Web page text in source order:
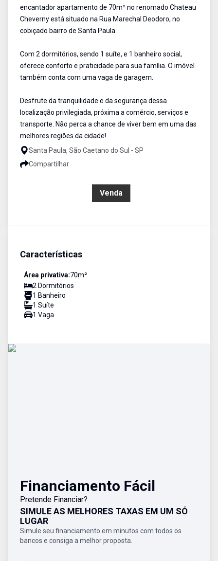
encantador apartamento de 70m² no renomado Chateau
Cheverny está situado na Rua Marechal Deodoro, no
cobiçado bairro de Santa Paula.
Com 2 dormitórios, sendo 1 suíte, e 1 banheiro social,
oferece conforto e praticidade para sua família. O imóvel
também conta com uma vaga de garagem.
Desfrute da tranquilidade e da segurança dessa
localização privilegiada, próxima a comércio, serviços e
transporte. Não perca a chance de viver bem em uma das
melhores regiões da cidade!
Santa Paula, São Caetano do Sul - SP
Compartilhar
Venda
Características
Área privativa:70m²
2 Dormitórios
1 Banheiro
1 Suíte
1 Vaga
Financiamento Fácil
Pretende Financiar?
SIMULE AS MELHORES TAXAS EM UM SÓ
LUGAR
Simule seu financiamento em minutos com todos os
bancos e consiga a melhor proposta.